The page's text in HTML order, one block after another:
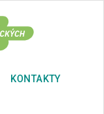
KONTAKTY